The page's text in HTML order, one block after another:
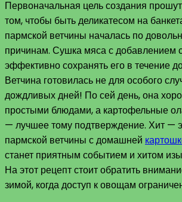
Первоначальная цель создания
том, чтобы быть деликатесом на
пармской ветчины началась по
причинам. Сушка мяса с добавлением
эффективно сохранять его в течение
Ветчина готовилась не для особого
дождливых дней! По сей день, она
простыми блюдами, а картофельные
— лучшее тому подтверждение. Хит —
пармской ветчины с домашней
станет приятным событием и хитом
На этот рецепт стоит обратить
зимой, когда доступ к овощам